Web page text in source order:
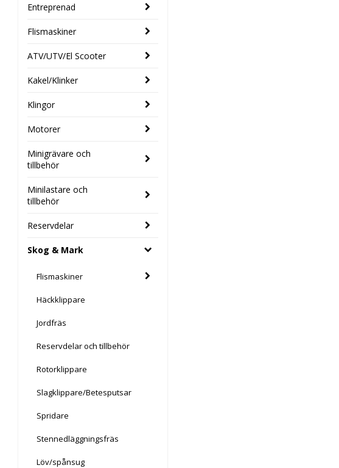
Entreprenad
Flismaskiner
ATV/UTV/El Scooter
Kakel/Klinker
Klingor
Motorer
Minigrävare och
tillbehör
Minilastare och
tillbehör
Reservdelar
Skog & Mark
Flismaskiner
Häckklippare
Jordfräs
Reservdelar och tillbehör
Rotorklippare
Slagklippare/Betesputsar
Spridare
Stennedläggningsfräs
Löv/spånsug